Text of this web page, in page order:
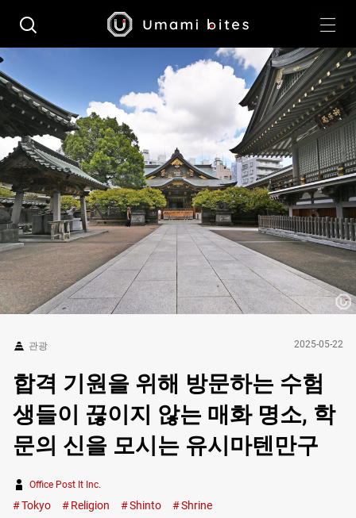
관광 2025-05-22
합격 기원을 위해 방문하는 수험
생들이 끊이지 않는 매화 명소, 학
문의 신을 모시는 유시마텐만구
Office Post It Inc.
Tokyo Religion Shinto Shrine